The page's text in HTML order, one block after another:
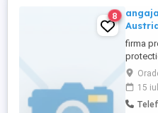
8
firma
-
de tras
luni
15